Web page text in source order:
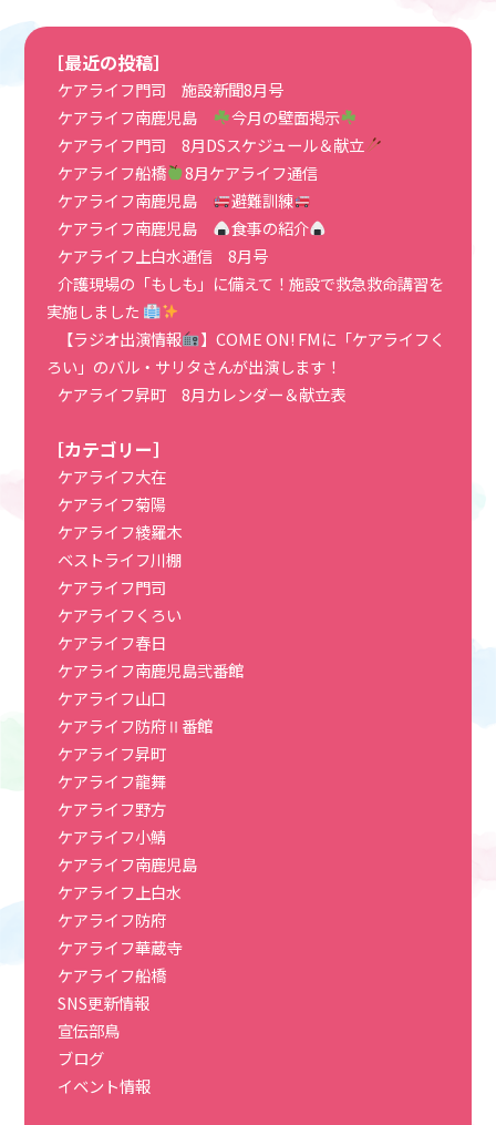
［最近の投稿］
ケアライフ門司 施設新聞8月号
ケアライフ南鹿児島
今月の壁面掲示
ケアライフ門司 8月DSスケジュール＆献立
ケアライフ船橋
8月ケアライフ通信
ケアライフ南鹿児島
避難訓練
ケアライフ南鹿児島
食事の紹介
ケアライフ上白水通信 8月号
介護現場の「もしも」に備えて！施設で救急救命講習を
実施しました
【ラジオ出演情報
】COME ON! FMに「ケアライフく
ろい」のバル・サリタさんが出演します！
ケアライフ昇町 8月カレンダー＆献立表
［カテゴリー］
ケアライフ大在
ケアライフ菊陽
ケアライフ綾羅木
ベストライフ川棚
ケアライフ門司
ケアライフくろい
ケアライフ春日
ケアライフ南鹿児島弐番館
ケアライフ山口
ケアライフ防府Ⅱ番館
ケアライフ昇町
ケアライフ龍舞
ケアライフ野方
ケアライフ小鯖
ケアライフ南鹿児島
ケアライフ上白水
ケアライフ防府
ケアライフ華蔵寺
ケアライフ船橋
SNS更新情報
宣伝部鳥
ブログ
イベント情報